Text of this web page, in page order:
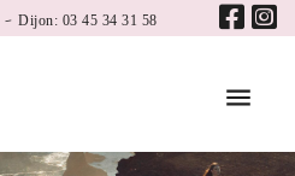
- Dijon: 03 45 34 31 58